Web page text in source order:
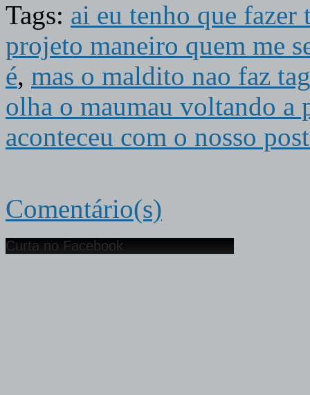
Tags: ai eu tenho que fazer
projeto maneiro quem me
é, mas o maldito nao faz
olha o maumau voltando a
aconteceu com o nosso
Comentário(s)
Curta no Facebook